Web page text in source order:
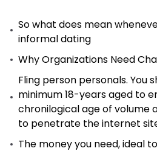
So what does mean
informal dating
Why Organizations Need
Fling person personals. You
minimum 18-years aged to
chronilogical age of volume
to penetrate the internet
The money you need, ideal